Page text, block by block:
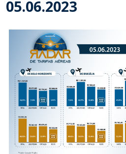
05.06.2023